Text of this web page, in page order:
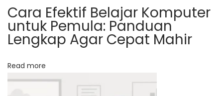
s
a
i
G
r
Cara Efektif Belajar Komputer
untuk Pemula: Panduan
Lengkap Agar Cepat Mahir
Read more